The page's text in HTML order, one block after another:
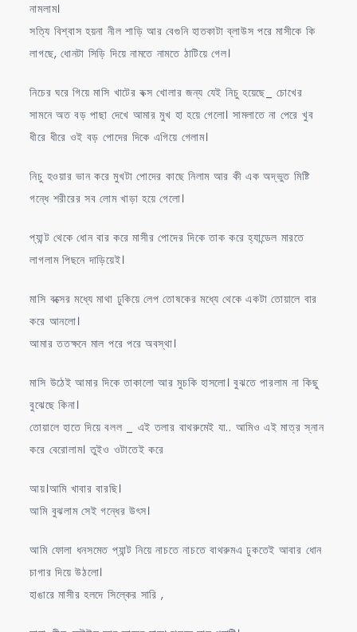
নামলাম।
সত্যি বিশ্বাস হয়না নীল শাড়ি আর বেগুনি হাতকাটা ব্লাউস পরে মাসীকে কি
লাগছে, ধোনটা সিড়ি দিয়ে নামতে নামতে ঠাটিয়ে গেল।
নিচের ঘরে গিয়ে মাসি খাটের বক্স খোলার জন্য যেই নিচু হয়েছে_ চোখের
সামনে অত বড় পাছা দেখে আমার মুখ হা হয়ে গেলো। সামলাতে না পেরে খুব
ধীরে ধীরে ওই বড় পোদের দিকে এগিয়ে গেলাম।
নিচু হওয়ার ভান করে মুখটা পোদের কাছে নিলাম আর কী এক অদ্ভুত মিষ্টি
গন্ধে শরীরের সব লোম খাড়া হয়ে গেলো।
প্যান্ট থেকে ধোন বার করে মাসীর পোদের দিকে তাক করে হ্যান্ডেল মারতে
লাগলাম পিছনে দাড়িয়েই।
মাসি বক্সের মধ্যে মাথা ঢুকিয়ে লেপ তোষকের মধ্যে থেকে একটা তোয়ালে বার
করে আনলো।
আমার ততক্ষনে মাল পরে পরে অবস্থা।
মাসি উঠেই আমার দিকে তাকালো আর মুচকি হাসলো। বুঝতে পারলাম না কিছু
বুঝেছে কিনা।
তোয়ালে হাতে দিয়ে বলল _ এই তলার বাথরুমেই যা.. আমিও এই মাত্র স্নান
করে বেরোলাম। তুইও ওটাতেই করে
আয়।আমি খাবার বারছি।
আমি বুঝলাম সেই গন্ধের উৎস।
আমি ফোলা ধনসমেত প্যান্ট নিয়ে নাচতে নাচতে বাথরুমএ ঢুকতেই আবার ধোন
চাগার দিয়ে উঠলো।
হাঙারে মাসীর হলদে সিল্কের সারি ,